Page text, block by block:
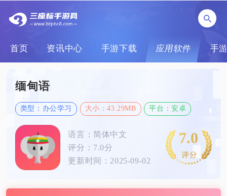
首页 资讯中心 手游下载 应用软件 手
缅甸语
类型：办公学习 大小：43.29MB 平台：安卓
语言：简体中文
评分：7.0分
更新时间：2025-09-02
7.0